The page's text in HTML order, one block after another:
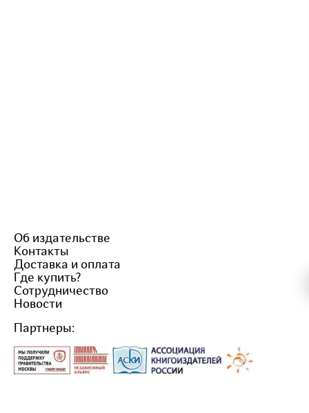
Об издательстве
Контакты
Доставка и оплата
Где купить?
Сотрудничество
Новости
Партнеры: